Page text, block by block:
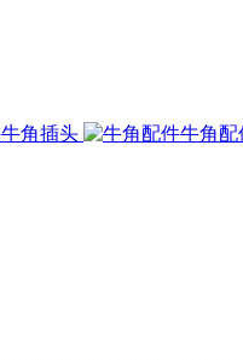
牛角插头 牛角配